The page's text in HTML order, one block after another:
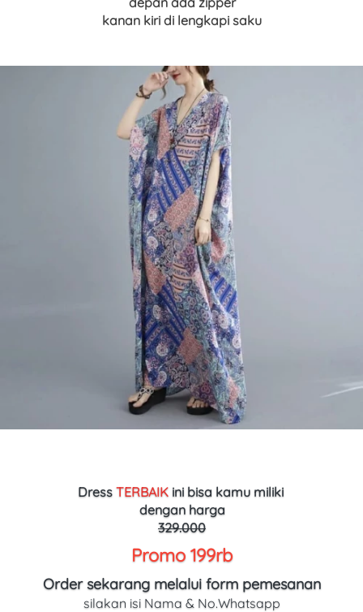
kanan kiri di lengkapi saku
Dress TERBAIK ini bisa kamu miliki
dengan harga
329.000
Promo 199rb
Order sekarang melalui form pemesanan
silakan isi Nama & No.Whatsapp